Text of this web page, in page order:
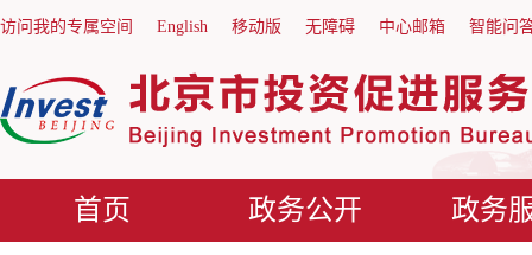
访问我的专属空间 English 移动版 无障碍 中心邮箱 智能问
首页 政务公开 政务